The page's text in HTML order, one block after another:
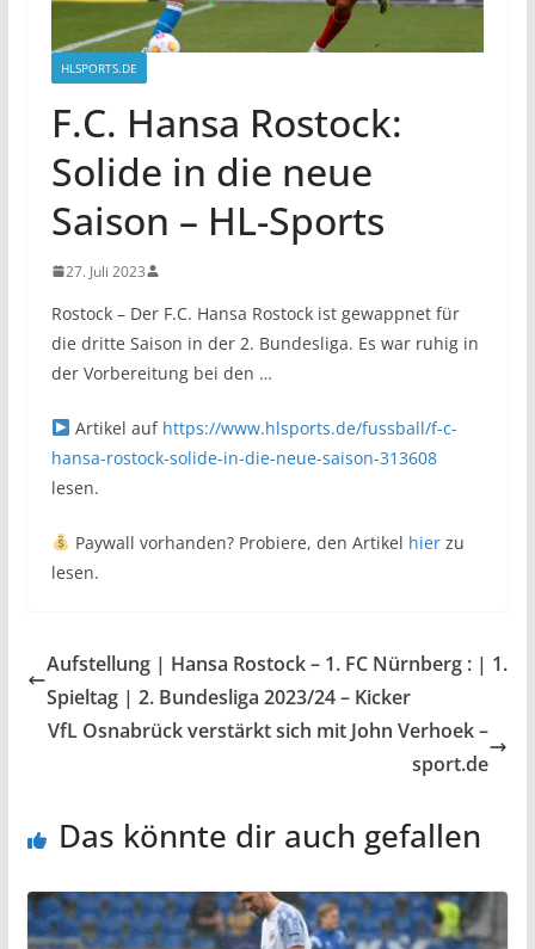
HLSPORTS.DE
F.C. Hansa Rostock:
Solide in die neue
Saison – HL-Sports
27. Juli 2023
Rostock – Der F.C. Hansa Rostock ist gewappnet für
die dritte Saison in der 2. Bundesliga. Es war ruhig in
der Vorbereitung bei den …
Artikel auf https://www.hlsports.de/fussball/f-c-
hansa-rostock-solide-in-die-neue-saison-313608
lesen.
Paywall vorhanden? Probiere, den Artikel hierzu
lesen.
Aufstellung | Hansa Rostock – 1. FC Nürnberg : | 1.
Spieltag | 2. Bundesliga 2023/24 – Kicker
VfL Osnabrück verstärkt sich mit John Verhoek –
sport.de
Das könnte dir auch gefallen